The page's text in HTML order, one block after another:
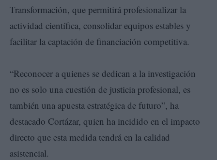
Transformación, que permitirá profesionalizar la
actividad científica, consolidar equipos estables y
facilitar la captación de financiación competitiva.
“Reconocer a quienes se dedican a la investigación
no es solo una cuestión de justicia profesional, es
también una apuesta estratégica de futuro”, ha
destacado Cortázar, quien ha incidido en el impacto
directo que esta medida tendrá en la calidad
asistencial.